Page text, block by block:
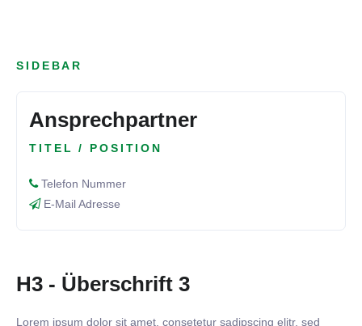
SIDEBAR
Ansprechpartner
TITEL / POSITION
Telefon Nummer
E-Mail Adresse
H3 - Überschrift 3
Lorem ipsum dolor sit amet, consetetur sadipscing elitr, sed